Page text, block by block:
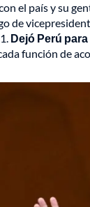
el país y su
de
Dejó Perú
función de